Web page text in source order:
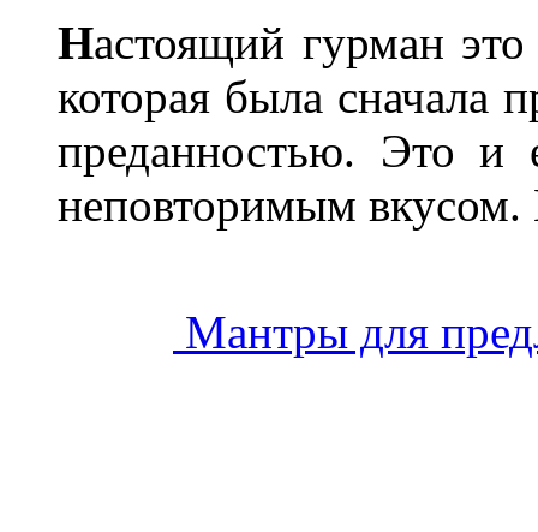
Настоящий гурман
которая была сначала
преданностью. Это и
неповторимым
Мантры для